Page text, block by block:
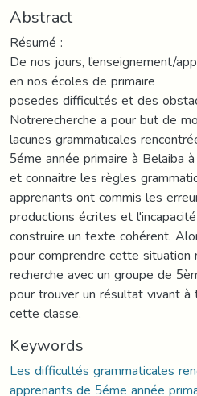
Abstract
Résumé :
De nos jours, l’enseignement/
en nos écoles de primaire
posedes difficultés et des
Notrerecherche a pour but de
lacunes grammaticales
5éme année primaire à Belaiba
et connaitre les règles
apprenants ont commis les
productions écrites et
construire un texte cohérent.
pour comprendre cette situation
recherche avec un groupe de
pour trouver un résultat vivant
cette classe.
Keywords
Les difficultés grammaticales
apprenants de 5éme année